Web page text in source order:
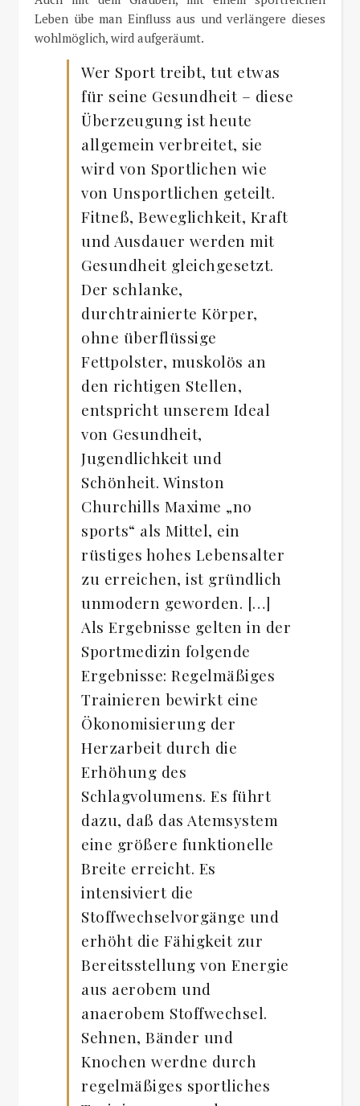
Leben übe man Einfluss aus und verlängere dieses
wohlmöglich, wird aufgeräumt.
Wer Sport treibt, tut etwas
für seine Gesundheit – diese
Überzeugung ist heute
allgemein verbreitet, sie
wird von Sportlichen wie
von Unsportlichen geteilt.
Fitneß, Beweglichkeit, Kraft
und Ausdauer werden mit
Gesundheit gleichgesetzt.
Der schlanke,
durchtrainierte Körper,
ohne überflüssige
Fettpolster, muskolös an
den richtigen Stellen,
entspricht unserem Ideal
von Gesundheit,
Jugendlichkeit und
Schönheit. Winston
Churchills Maxime „no
sports“ als Mittel, ein
rüstiges hohes Lebensalter
zu erreichen, ist gründlich
unmodern geworden. […]
Als Ergebnisse gelten in der
Sportmedizin folgende
Ergebnisse: Regelmäßiges
Trainieren bewirkt eine
Ökonomisierung der
Herzarbeit durch die
Erhöhung des
Schlagvolumens. Es führt
dazu, daß das Atemsystem
eine größere funktionelle
Breite erreicht. Es
intensiviert die
Stoffwechselvorgänge und
erhöht die Fähigkeit zur
Bereitsstellung von Energie
aus aerobem und
anaerobem Stoffwechsel.
Sehnen, Bänder und
Knochen werdne durch
regelmäßiges sportliches